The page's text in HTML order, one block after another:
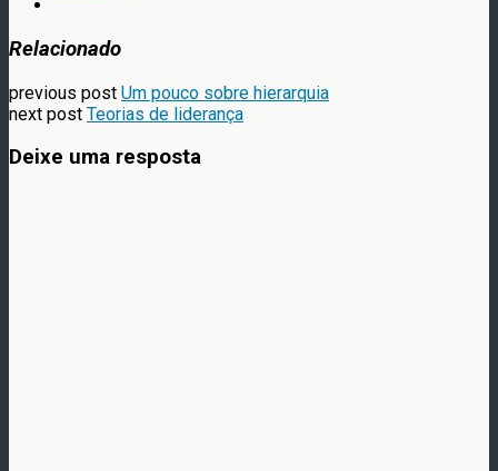
Relacionado
previous post Um pouco sobre hierarquia
next post Teorias de liderança
Deixe uma resposta